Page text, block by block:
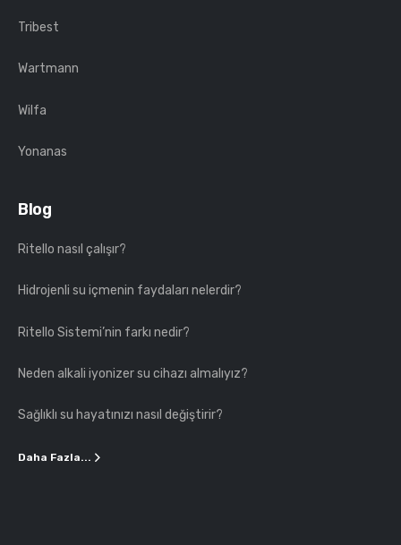
Tribest
Wartmann
Wilfa
Yonanas
Blog
Ritello nasıl çalışır?
Hidrojenli su içmenin faydaları nelerdir?
Ritello Sistemi’nin farkı nedir?
Neden alkali iyonizer su cihazı almalıyız?
Sağlıklı su hayatınızı nasıl değiştirir?
Daha Fazla...